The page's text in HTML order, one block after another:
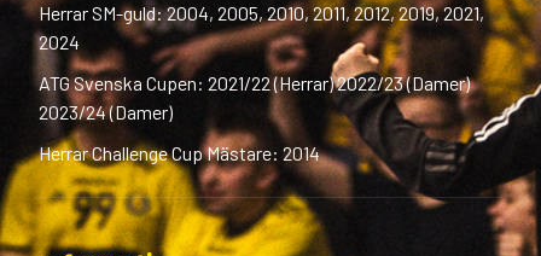
Herrar SM-guld: 2004, 2005, 2010, 2011, 2012, 2019, 2021,
2024
ATG Svenska Cupen: 2021/22 (Herrar) 2022/23 (Damer)
2023/24 (Damer)
Herrar Challenge Cup Mästare: 2014